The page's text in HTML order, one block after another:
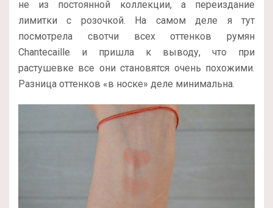
не из постоянной коллекции, а переиздание
лимитки с розочкой. На самом деле я тут
посмотрела свотчи всех оттенков румян
Chantecaille и пришла к выводу, что при
растушевке все они становятся очень похожими.
Разница оттенков «в носке» деле минимальна.